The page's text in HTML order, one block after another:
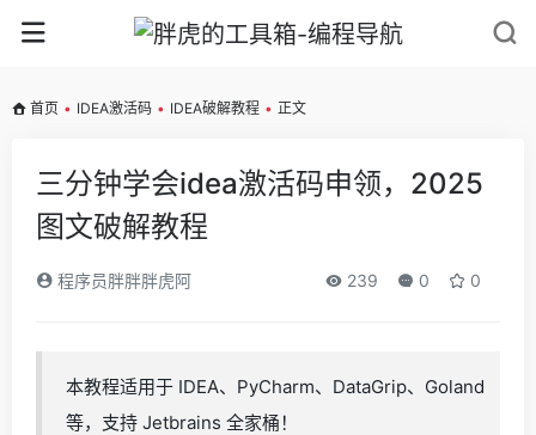
首页 • IDEA激活码 • IDEA破解教程 • 正文
三分钟学会idea激活码申领，2025
图文破解教程
程序员胖胖胖虎阿 239 0 0
本教程适用于 IDEA、PyCharm、DataGrip、Goland
等，支持 Jetbrains 全家桶！